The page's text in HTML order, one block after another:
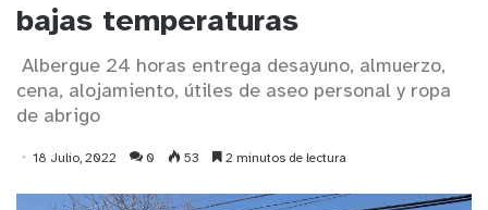
bajas temperaturas
Albergue 24 horas entrega desayuno, almuerzo,
cena, alojamiento, útiles de aseo personal y ropa
de abrigo
18 Julio, 2022 0 53 2 minutos de lectura